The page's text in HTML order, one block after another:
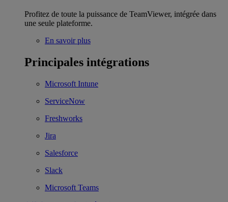
Profitez de toute la puissance de TeamViewer, intégrée dans
une seule plateforme.
En savoir plus
Principales intégrations
Microsoft Intune
ServiceNow
Freshworks
Jira
Salesforce
Slack
Microsoft Teams